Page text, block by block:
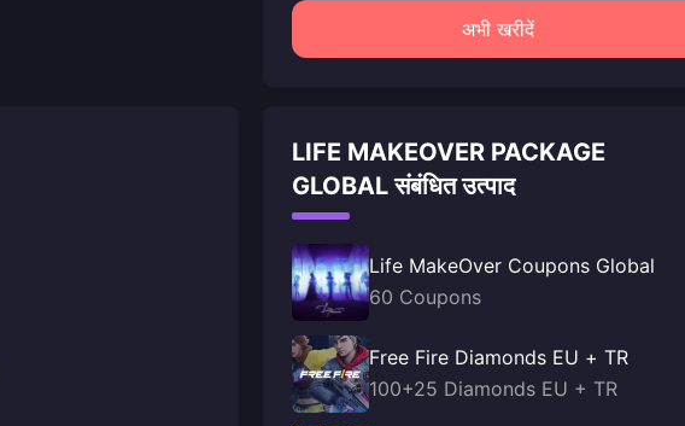
अभी खरीदें
LIFE MAKEOVER PACKAGE
GLOBAL संबंधित उत्पाद
Life MakeOver Coupons Global
60 Coupons
Free Fire Diamonds EU + TR
100+25 Diamonds EU + TR